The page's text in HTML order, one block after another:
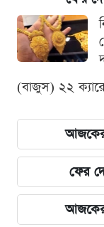
(বাজুস) ২২
আজকের
ফের
আজকের